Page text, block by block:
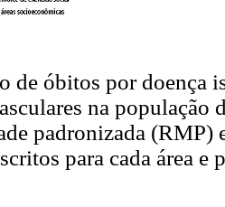
de óbitos por doença
na população
padronizada (RMP)
para cada área